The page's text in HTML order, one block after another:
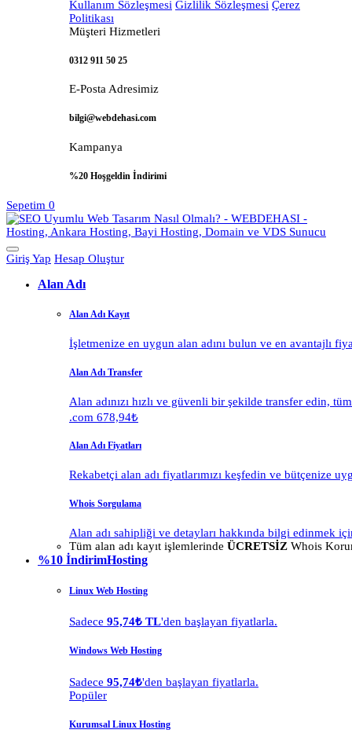
Kullanım Sözleşmesi Gizlilik Sözleşmesi Çerez
Politikası
Müşteri Hizmetleri
0312 911 50 25
E-Posta Adresimiz
bilgi@webdehasi.com
Kampanya
%20 Hoşgeldin İndirimi
Sepetim 0
Giriş Yap Hesap Oluştur
Alan Adı
Alan Adı Kayıt
İşletmenize en uygun alan adını bulun ve en avantajlı
Alan Adı Transfer
Alan adınızı hızlı ve güvenli bir şekilde transfer edin,
.com 678,94₺
Alan Adı Fiyatları
Rekabetçi alan adı fiyatlarımızı keşfedin ve bütçenize
Whois Sorgulama
Alan adı sahipliği ve detayları hakkında bilgi edinmek
Tüm alan adı kayıt işlemlerinde ÜCRETSİZ Whois
%10 İndirimHosting
Linux Web Hosting
Sadece 95,74₺ TL'den başlayan fiyatlarla.
Windows Web Hosting
Sadece 95,74₺'den başlayan fiyatlarla.
Popüler
Kurumsal Linux Hosting